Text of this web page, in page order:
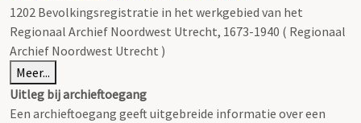
1202 Bevolkingsregistratie in het werkgebied van het
Regionaal Archief Noordwest Utrecht, 1673-1940 ( Regionaal
Archief Noordwest Utrecht )
Meer...
Uitleg bij archieftoegang
Een archieftoegang geeft uitgebreide informatie over een